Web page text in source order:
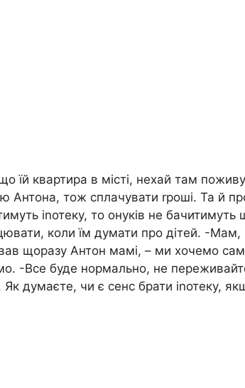
їй квартира в місті, нехай там
Антона, тож сплачувати rроші. Та й
іnотеку, то онуків не бачитимуть
коли їм думати про дітей. -Мам,
щоразу Антон мамі, – ми хочемо
-Все буде нормально, не
думаєте, чи є сенс брати іnотеку,